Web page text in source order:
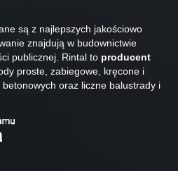
są z najlepszych jakościowo
znajdują w budownictwie
publicznej. Rintal to producent
proste, zabiegowe, kręcone i
oraz liczne balustrady i